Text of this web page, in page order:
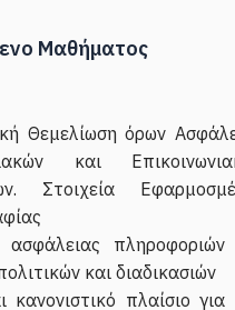
Μαθήματος
Θεμελίωση όρων
και
Στοιχεία
ασφάλειας πληροφοριών
και διαδικασιών
κανονιστικό πλαίσιο για